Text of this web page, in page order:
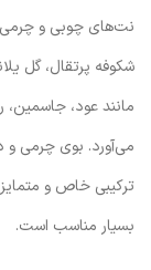
نت‌های چوبی و چرمی
شکوفه پرتقال، گل
مانند عود، جاسمین،
می‌آورد. بوی چرمی و
ترکیبی خاص و
بسیار مناسب است.